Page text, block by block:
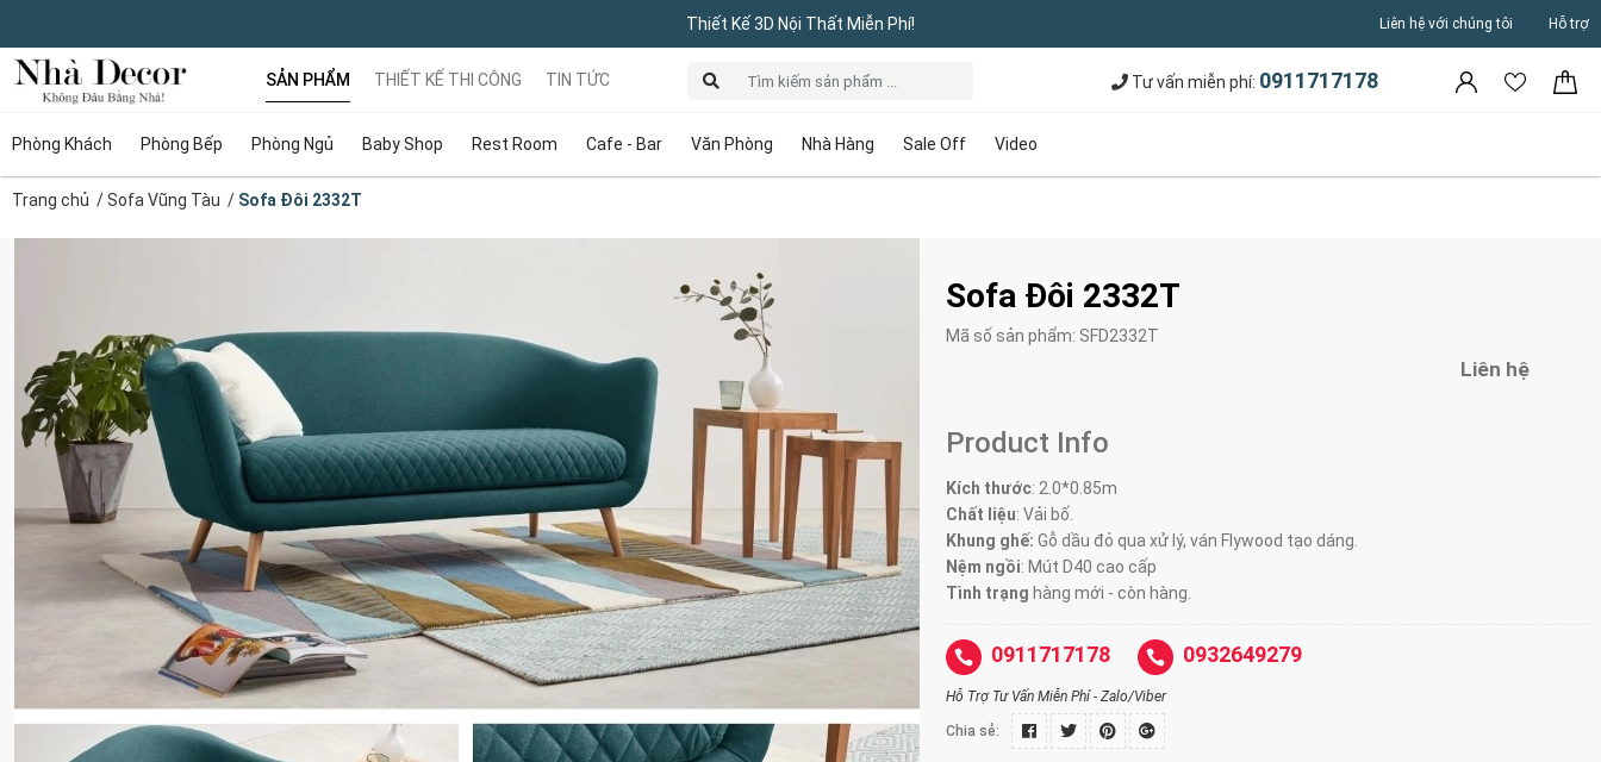
Thiết Kế 3D Nội Thất Miễn Phí! Liên hệ với chúng tôi Hỗ trợ
SẢN PHẨM
Phòng Khách Phòng Bếp Phòng Ngủ Baby Shop Rest Room Cafe - Bar Văn Phòng Nhà Hàng Sale Off Video
THIẾT KẾ THI CÔNG TIN TỨC Tư vấn miễn phí: 0911717178
Trang chủ /Sofa Vũng Tàu / Sofa Đôi 2332T
Sofa Đôi 2332T
Mã số sản phẩm: SFD2332T
Liên hệ
Product Info
Kích thước: 2.0*0.85m
Chất liệu: Vải bố.
Khung ghế: Gỗ dầu đỏ qua xử lý, ván Flywood tạo dáng.
Nệm ngồi: Mút D40 cao cấp
Tình trạng hàng mới - còn hàng.
0911717178 0932649279
Hỗ Trợ Tư Vấn Miễn Phí - Zalo/Viber
Chia sẻ: